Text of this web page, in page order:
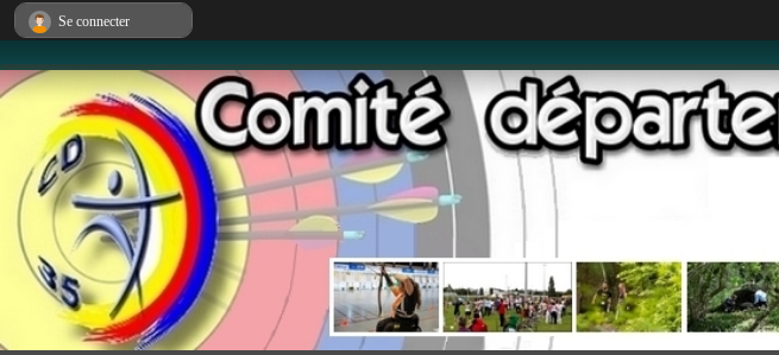
Se connecter
Panneau de gestion des cookies